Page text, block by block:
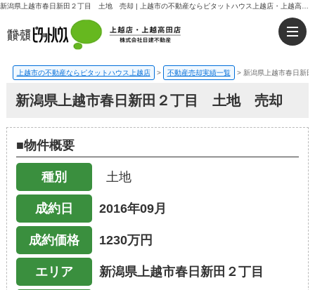
上越市の不動産ならピタットハウス上越店 > 不動産売却実績一覧 > 新潟県上越市春日新
新潟県上越市春日新田２丁目 土地 売却
■物件概要
種別 土地
成約日 2016年09月
成約価格 1230万円
エリア 新潟県上越市春日新田２丁目